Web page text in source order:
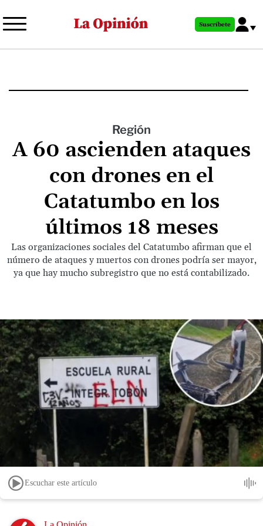
al
principal
Suscríbete
Región
A 60 ascienden ataques
con drones en el
Catatumbo en los
últimos 18 meses
Las organizaciones sociales del Catatumbo afirman que el
número de ataques y muertos con drones podría ser mayor,
ya que hay mucho subregistro que no está contabilizado.
Escuchar este artículo